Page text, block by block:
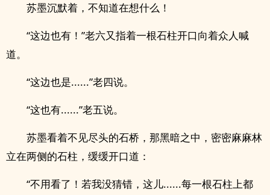
苏墨沉默着，不知道在想什么！
“这边也有！”老六又指着一根石柱开口向着众人喊
道。
“这边也是......”老四说。
“这也有......”老五说。
苏墨看着不见尽头的石桥，那黑暗之中，密密麻麻林
立在两侧的石柱，缓缓开口道：
“不用看了！若我没猜错，这儿......每一根石柱上都